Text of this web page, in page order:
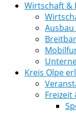
Wirtschaft &
Ausbau
Kreis Olpe
Freizeit